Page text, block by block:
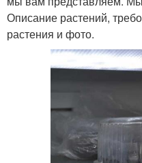
Описание растений,
растения и фото.